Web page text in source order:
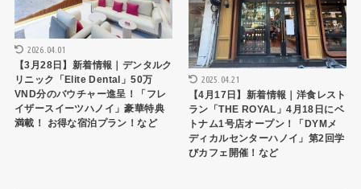
2026.04.01
【3月28日】新着情報｜デンタルク
リニック「Elite Dental」50万
VND分のバウチャー進呈！「フレ
イザースイーツハノイ」豪華特典
満載！ お得な宿泊プラン！など
2025.04.21
【4月17日】新着情報｜洋食レスト
ラン「THE ROYAL」4月18日にベ
トナム1号店オープン！「DYMメ
ディカルセンターハノイ」第2回学
びカフェ開催！など